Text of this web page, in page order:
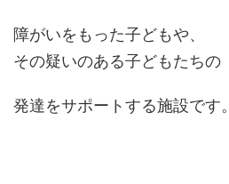
障がいをもった子どもや、
その疑いのある子どもたちの
発達をサポートする施設です。